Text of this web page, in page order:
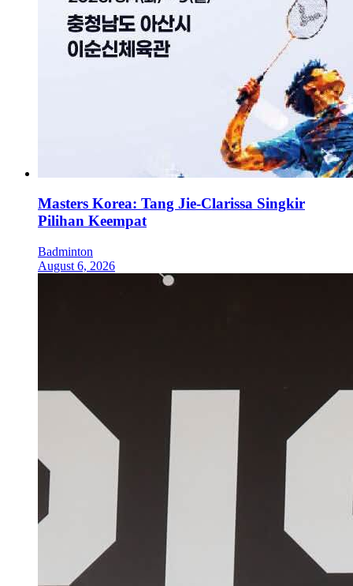
Masters Korea: Tang Jie-Clarissa Singkir
Pilihan Keempat
Badminton
August 6, 2026